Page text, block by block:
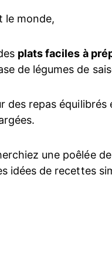
le monde,
plats faciles à
de légumes de
des repas
une poêlée
idées de recettes